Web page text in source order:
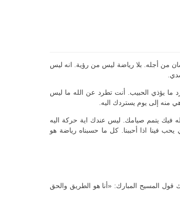
من أجله. بلا رياضة ليس من رؤية. انه ليس
يؤذي الحبيب. أنت تطرد عن الله ما ليس
منه إلى يوم يستردك اليه.
فيك يتمم صيامك. ليس عندك اية حركة اليه
فينا اذا أحببنا. كل ما حسبناه رياضة هو
قول المسيح المبارك: «أنا هو الطريق والحق